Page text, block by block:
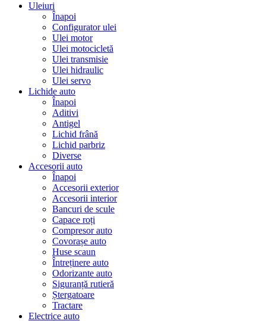
Uleiuri
Înapoi
Configurator ulei
Ulei motor
Ulei motocicletă
Ulei transmisie
Ulei hidraulic
Ulei servo
Lichide auto
Înapoi
Aditivi
Antigel
Lichid frână
Lichid parbriz
Diverse
Accesorii auto
Înapoi
Accesorii exterior
Accesorii interior
Bancuri de scule
Capace roți
Compresor auto
Covorașe auto
Huse scaun
Întreținere auto
Odorizante auto
Siguranță rutieră
Ștergatoare
Tractare
Electrice auto